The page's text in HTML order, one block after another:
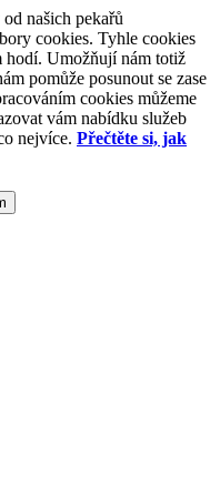
našich pekařů
cookies. Tyhle cookies
hodí. Umožňují nám totiž
pomůže posunout se zase
cookies můžeme
vám nabídku služeb
nejvíce. Přečtěte si, jak